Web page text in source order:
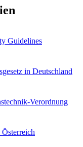
Guidelines
in Deutschland
Verordnung